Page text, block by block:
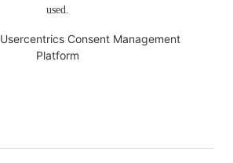
used.
Usercentrics Consent Management
Platform